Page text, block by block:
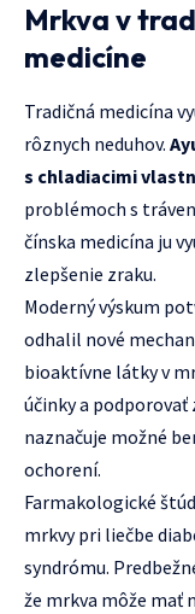
Mrkva v
medicíne
Tradičná medicína
rôznych neduhov.
s chladiacimi
problémoch s
čínska medicína ju
zlepšenie zraku.
Moderný výskum
odhalil nové
bioaktívne látky v
účinky a
naznačuje možné
ochorení.
Farmakologické
mrkvy pri liečbe
syndrómu.
že mrkva môže mať